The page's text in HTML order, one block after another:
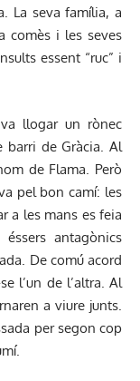
La seva família, a
comès i les seves
essent “ruc” i
llogar un rònec
barri de Gràcia. Al
de Flama. Però
pel bon camí: les
a les mans es feia
antagònics
De comú acord
l’un de l’altra. Al
a viure junts.
per segon cop